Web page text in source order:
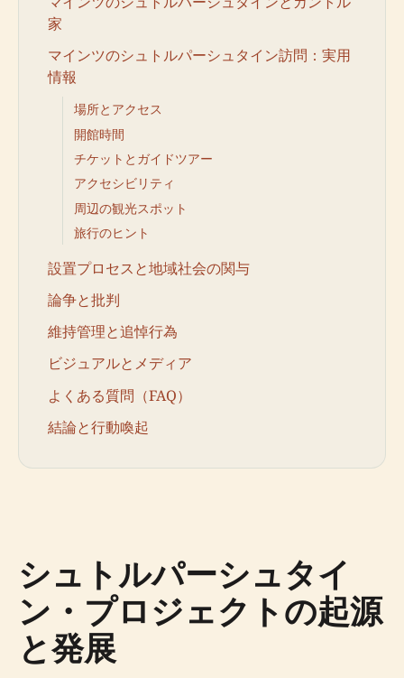
家
マインツのシュトルパーシュタイン訪問：実用
情報
場所とアクセス
開館時間
チケットとガイドツアー
アクセシビリティ
周辺の観光スポット
旅行のヒント
設置プロセスと地域社会の関与
論争と批判
維持管理と追悼行為
ビジュアルとメディア
よくある質問（FAQ）
結論と行動喚起
シュトルパーシュタイ
ン・プロジェクトの起源
と発展